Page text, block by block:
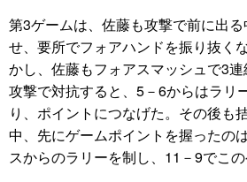
第3ゲームは、佐藤も攻撃で前に出
せ、要所でフォアハンドを振り抜く
かし、佐藤もフォアスマッシュで3
攻撃で対抗すると、5－6からはラリ
り、ポイントにつなげた。その後も
中、先にゲームポイントを握ったの
スからのラリーを制し、11－9でこの